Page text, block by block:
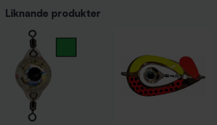
Liknande produkter